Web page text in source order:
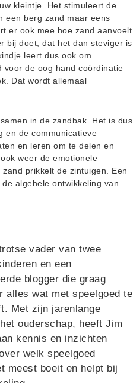
kleintje. Het stimuleert de
een berg zand maar eens
er ook mee hoe zand aanvoelt
bij doet, dat het dan steviger is
leert dus ook om
voor de oog hand coördinatie
Dat wordt allemaal
in de zandbak. Het is dus
en de communicatieve
en leren om te delen en
weer de emotionele
prikkelt de zintuigen. Een
algehele ontwikkeling van
vader van twee
en een
blogger die graag
alles wat met speelgoed te
Met zijn jarenlange
ouderschap, heeft Jim
kennis en inzichten
welk speelgoed
meest boeit en helpt bij